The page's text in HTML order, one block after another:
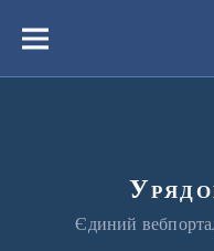
вмістуМеню
Єдиний